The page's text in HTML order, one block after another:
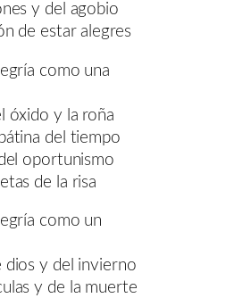
y del agobio
de estar alegres
como una
óxido y la roña
del tiempo
oportunismo
de la risa
como un
dios y del invierno
y de la muerte